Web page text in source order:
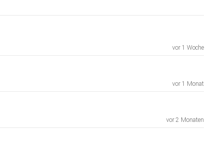
vor 1 Woche
vor 1 Monat
vor 2 Monaten